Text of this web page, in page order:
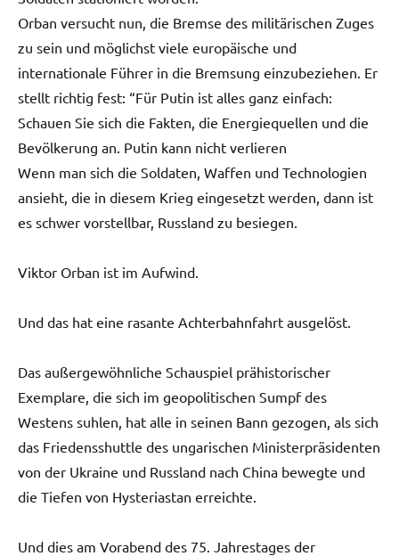
Orban versucht nun, die Bremse des militärischen Zuges
zu sein und möglichst viele europäische und
internationale Führer in die Bremsung einzubeziehen. Er
stellt richtig fest: “Für Putin ist alles ganz einfach:
Schauen Sie sich die Fakten, die Energiequellen und die
Bevölkerung an. Putin kann nicht verlieren
Wenn man sich die Soldaten, Waffen und Technologien
ansieht, die in diesem Krieg eingesetzt werden, dann ist
es schwer vorstellbar, Russland zu besiegen.
Viktor Orban ist im Aufwind.
Und das hat eine rasante Achterbahnfahrt ausgelöst.
Das außergewöhnliche Schauspiel prähistorischer
Exemplare, die sich im geopolitischen Sumpf des
Westens suhlen, hat alle in seinen Bann gezogen, als sich
das Friedensshuttle des ungarischen Ministerpräsidenten
von der Ukraine und Russland nach China bewegte und
die Tiefen von Hysteriastan erreichte.
Und dies am Vorabend des 75. Jahrestages der